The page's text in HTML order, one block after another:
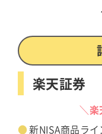
楽天証券
＼楽
新NISA商品ラ